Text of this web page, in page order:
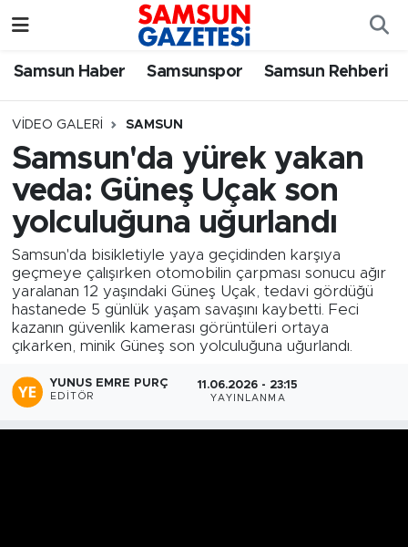
Samsun Haber Samsunspor Samsun Rehberi
VIDEO GALERI SAMSUN
Samsun'da yürek yakan
veda: Güneş Uçak son
yolculuğuna uğurlandı
Samsun'da bisikletiyle yaya geçidinden karşıya
geçmeye çalışırken otomobilin çarpması sonucu ağır
yaralanan 12 yaşındaki Güneş Uçak, tedavi gördüğü
hastanede 5 günlük yaşam savaşını kaybetti. Feci
kazanın güvenlik kamerası görüntüleri ortaya
çıkarken, minik Güneş son yolculuğuna uğurlandı.
YUNUS EMRE PURÇ
EDITÖR
11.06.2026 - 23:15
YAYINLANMA
Samsun Haber
Samsunspor
Samsun Rehberi
Resmi İlanlar
Samsun Nöbetçi Eczaneler
Samsun Hava Durumu
SAMSUN Namaz Vakitleri
Samsun Trafik Yoğunluk Haritası
Süper Lig Puan Durumu ve Fikstür
Tüm Manşetler
Son Dakika Haberleri
Haber Arşivi